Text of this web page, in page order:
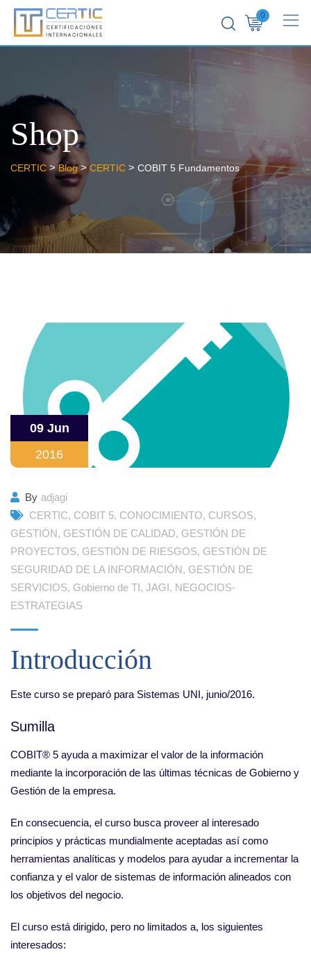
0
Shop
CERTIC>Blog> CERTIC > COBIT 5 Fundamentos
09 Jun
2016
By adjagi
CERTIC, COBIT 5, CONOCIMIENTO, CURSOS,
GESTIÓN, GESTIÓN DE CALIDAD, GESTIÓN DE
PROYECTOS, GESTIÓN DE RIESGOS, GESTIÓN DE
SEGURIDAD DE LA INFORMACIÓN, GESTIÓN DE
SERVICIOS, Gobierno de TI, JAGI, NEGOCIOS-
ESTRATEGIAS
Introducción
Este curso se preparó para Sistemas UNI, junio/2016.
Sumilla
COBIT® 5 ayuda a maximizar el valor de la información
mediante la incorporación de las últimas técnicas de Gobierno y
Gestión de la empresa.
En consecuencia, el curso busca proveer al interesado
principios y prácticas mundialmente aceptadas así como
herramientas analíticas y modelos para ayudar a incrementar la
confianza y el valor de sistemas de información alineados con
los objetivos del negocio.
El curso está dirigido, pero no limitados a, los siguientes
interesados: